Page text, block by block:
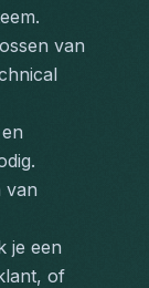
van
van
je een
of